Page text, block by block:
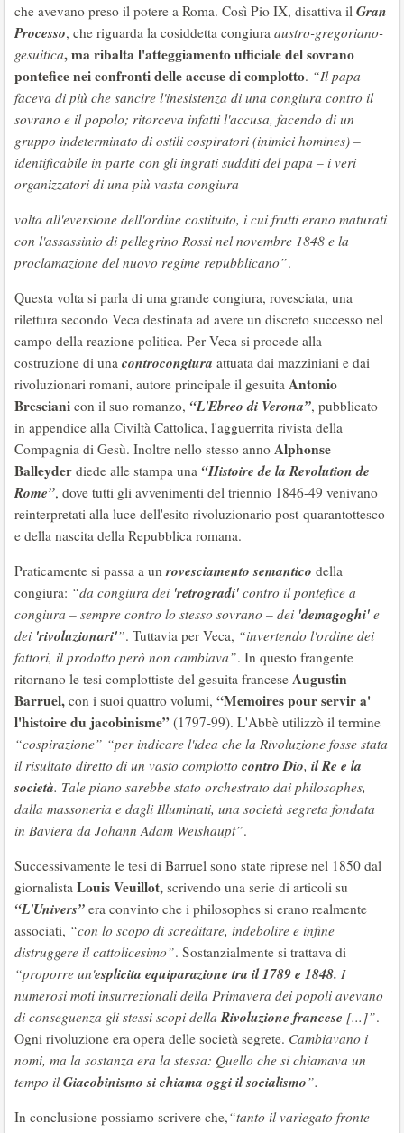
che avevano preso il potere a Roma. Così Pio IX, disattiva il Gran
Processo, che riguarda la cosiddetta congiura austro-gregoriano-
gesuitica, ma ribalta l'atteggiamento ufficiale del sovrano
pontefice nei confronti delle accuse di complotto. “Il papa
faceva di più che sancire l'inesistenza di una congiura contro il
sovrano e il popolo; ritorceva infatti l'accusa, facendo di un
gruppo indeterminato di ostili cospiratori (inimici homines) –
identificabile in parte con gli ingrati sudditi del papa – i veri
organizzatori di una più vasta congiura
volta all'eversione dell'ordine costituito, i cui frutti erano maturati
con l'assassinio di pellegrino Rossi nel novembre 1848 e la
proclamazione del nuovo regime repubblicano”.
Questa volta si parla di una grande congiura, rovesciata, una
rilettura secondo Veca destinata ad avere un discreto successo nel
campo della reazione politica. Per Veca si procede alla
costruzione di una controcongiura attuata dai mazziniani e dai
rivoluzionari romani, autore principale il gesuita Antonio
Bresciani con il suo romanzo, “L'Ebreo di Verona”, pubblicato
in appendice alla Civiltà Cattolica, l'agguerrita rivista della
Compagnia di Gesù. Inoltre nello stesso anno Alphonse
Balleyder diede alle stampa una “Histoire de la Revolution de
Rome”, dove tutti gli avvenimenti del triennio 1846-49 venivano
reinterpretati alla luce dell'esito rivoluzionario post-quarantottesco
e della nascita della Repubblica romana.
Praticamente si passa a unrovesciamento semantico della
congiura: “da congiura dei 'retrogradi' contro il pontefice a
congiura – sempre contro lo stesso sovrano – dei 'demagoghi' e
dei 'rivoluzionari'”. Tuttavia per Veca, “invertendo l'ordine dei
fattori, il prodotto però non cambiava”. In questo frangente
ritornano le tesi complottiste del gesuita francese Augustin
Barruel, con i suoi quattro volumi, “Memoires pour servir a'
l'histoire du jacobinisme” (1797-99). L'Abbè utilizzò il termine
“cospirazione” “per indicare l'idea che la Rivoluzione fosse stata
il risultato diretto di un vasto complotto contro Dio, il Re e la
società. Tale piano sarebbe stato orchestrato dai philosophes,
dalla massoneria e dagli Illuminati, una società segreta fondata
in Baviera da Johann Adam Weishaupt”.
Successivamente le tesi di Barruel sono state riprese nel 1850 dal
giornalista Louis Veuillot, scrivendo una serie di articoli su
“L'Univers” era convinto che i philosophes si erano realmente
associati, “con lo scopo di screditare, indebolire e infine
distruggere il cattolicesimo”. Sostanzialmente si trattava di
“proporre un'esplicita equiparazione tra il 1789 e 1848. I
numerosi moti insurrezionali della Primavera dei popoli avevano
di conseguenza gli stessi scopi dellaRivoluzione francese [...]”.
Ogni rivoluzione era opera delle società segrete. Cambiavano i
nomi, ma la sostanza era la stessa: Quello che si chiamava un
tempo ilGiacobinismo si chiama oggi il socialismo”.
In conclusione possiamo scrivere che,“tanto il variegato fronte